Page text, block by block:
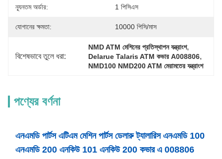
ন্যূনতম অর্ডার: 1 পিসিএস
যোগানের ক্ষমতা: 10000 পিসি/মাস
বিশেষভাবে তুলে ধরা:
NMD ATM মেশিনের প্রতিস্থাপন যন্ত্রাংশ,
Delarue Talaris ATM কভার A008806,
NMD100 NMD200 ATM মেরামতের যন্ত্রাংশ
পণ্যের বর্ণনা
এনএমডি পার্টস এটিএম মেশিন পার্টস ডেলারু ট্যালারিস এনএমডি 100
এনএমডি 200 এনকিউ 101 এনকিউ 200 কভার এ 008806